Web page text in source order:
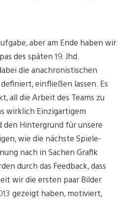
aber am Ende haben wir
des späten 19. Jhd.
die anachronistischen
einfließen lassen.​ Es
all die Arbeit des Teams zu
wirklich Einzigartigem
den Hintergrund für unsere
wie die nächste Spiele-
nach in Sachen Grafik
durch das Feedback, dass
wir die ersten paar Bilder
gezeigt haben, motiviert,